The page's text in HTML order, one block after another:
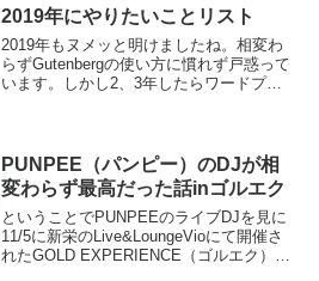
以内の観光ならビザはいらないのは知っ
ていましたが、その代わ...
2019年にやりたいことリスト
2019年もヌメッと明けましたね。相変わ
らずGutenbergの使い方に慣れず戸惑って
います。しかし2、3年したらワードプレ
PUNPEE（パンピー）のDJが相
変わらず最高だった話inゴルエク
ということでPUNPEEのライブDJを見に
11/5に新栄のLive&LoungeVioにて開催さ
れたGOLD EXPERIENCE（ゴルエク）へ